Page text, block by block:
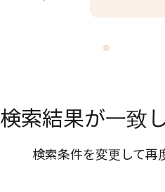
検索結果が一致
検索条件を変更して再